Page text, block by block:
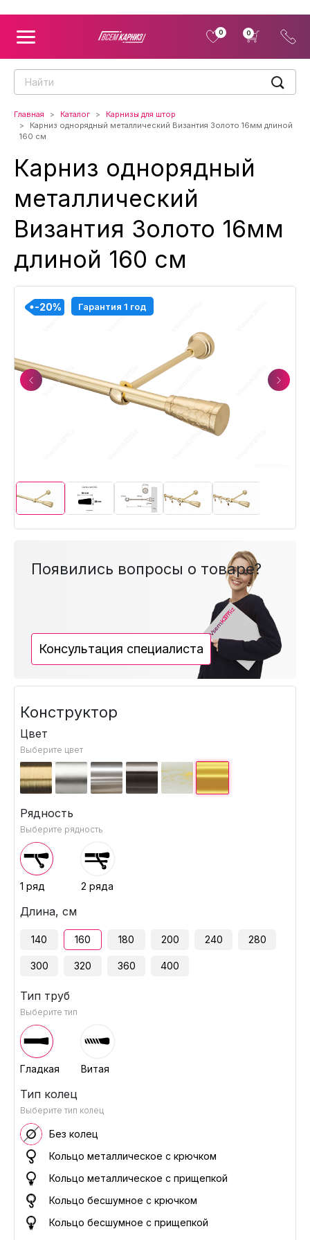
0 0
Главная Каталог
Карнизы для штор
Карниз однорядный металлический Византия Золото 16мм длиной
160 см
Карниз однорядный
металлический
Византия Золото 16мм
длиной 160 см
Previous
-20% Гарантия 1 год
-20%
-20%
-20%
-20%
-20%
-20%
-20%
-20%
Next
Появились вопросы о товаре?
Консультация специалиста
Конструктор
Цвет
Выберите цвет
Рядность
Выберите рядность
1 ряд 2 ряда
Длина, см
140 160 180 200 240 280
300 320 360 400
Тип труб
Выберите тип
Гладкая Витая
Тип колец
Выберите тип колец
Без колец
Кольцо металлическое с крючком
Кольцо металлическое с прищепкой
Кольцо бесшумное с крючком
Кольцо бесшумное с прищепкой